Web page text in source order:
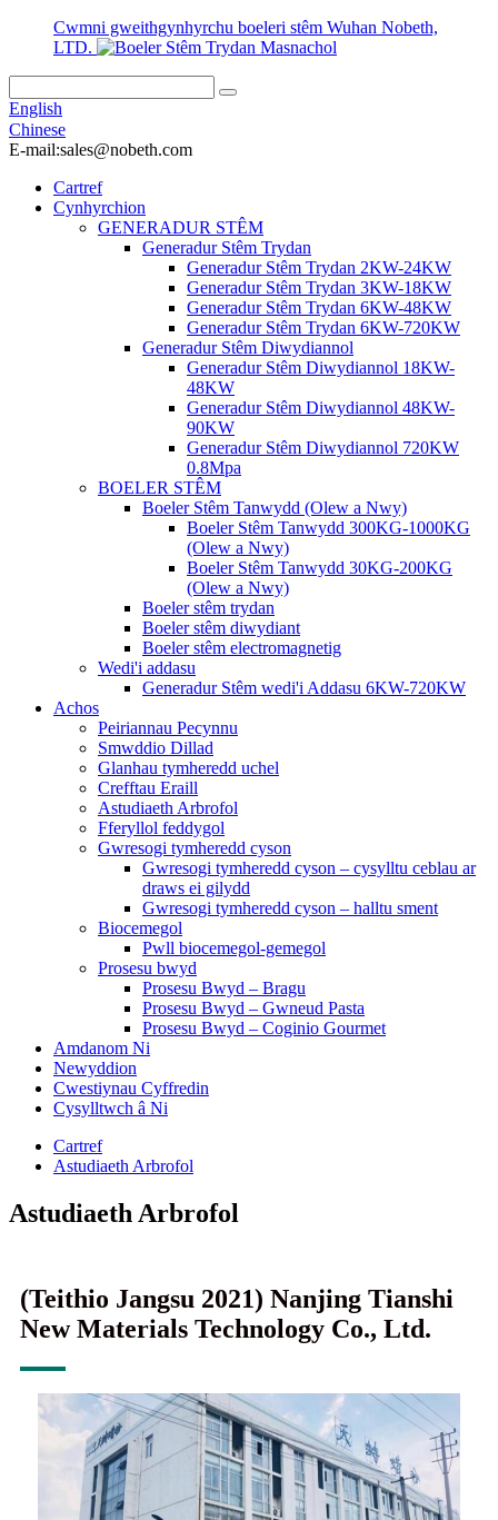
Cwmni gweithgynhyrchu boeleri stêm Wuhan Nobeth,
LTD.
English
Chinese
E-mail:sales@nobeth.com
Cartref
Cynhyrchion
GENERADUR STÊM
Generadur Stêm Trydan
Generadur Stêm Trydan 2KW-24KW
Generadur Stêm Trydan 3KW-18KW
Generadur Stêm Trydan 6KW-48KW
Generadur Stêm Trydan 6KW-720KW
Generadur Stêm Diwydiannol
Generadur Stêm Diwydiannol 18KW-
48KW
Generadur Stêm Diwydiannol 48KW-
90KW
Generadur Stêm Diwydiannol 720KW
0.8Mpa
BOELER STÊM
Boeler Stêm Tanwydd (Olew a Nwy)
Boeler Stêm Tanwydd 300KG-1000KG
(Olew a Nwy)
Boeler Stêm Tanwydd 30KG-200KG
(Olew a Nwy)
Boeler stêm trydan
Boeler stêm diwydiant
Boeler stêm electromagnetig
Wedi'i addasu
Generadur Stêm wedi'i Addasu 6KW-720KW
Achos
Peiriannau Pecynnu
Smwddio Dillad
Glanhau tymheredd uchel
Crefftau Eraill
Astudiaeth Arbrofol
Fferyllol feddygol
Gwresogi tymheredd cyson
Gwresogi tymheredd cyson – cysylltu ceblau ar
draws ei gilydd
Gwresogi tymheredd cyson – halltu sment
Biocemegol
Pwll biocemegol-gemegol
Prosesu bwyd
Prosesu Bwyd – Bragu
Prosesu Bwyd – Gwneud Pasta
Prosesu Bwyd – Coginio Gourmet
Amdanom Ni
Newyddion
Cwestiynau Cyffredin
Cysylltwch â Ni
Cartref
Astudiaeth Arbrofol
Astudiaeth Arbrofol
(Teithio Jangsu 2021) Nanjing Tianshi
New Materials Technology Co., Ltd.